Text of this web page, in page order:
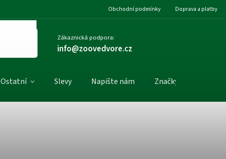
Obchodní podmínky Doprava a platby
Zákaznická podpora:
info@zoovedvore.cz
Ostatní Slevy Napište nám Značky